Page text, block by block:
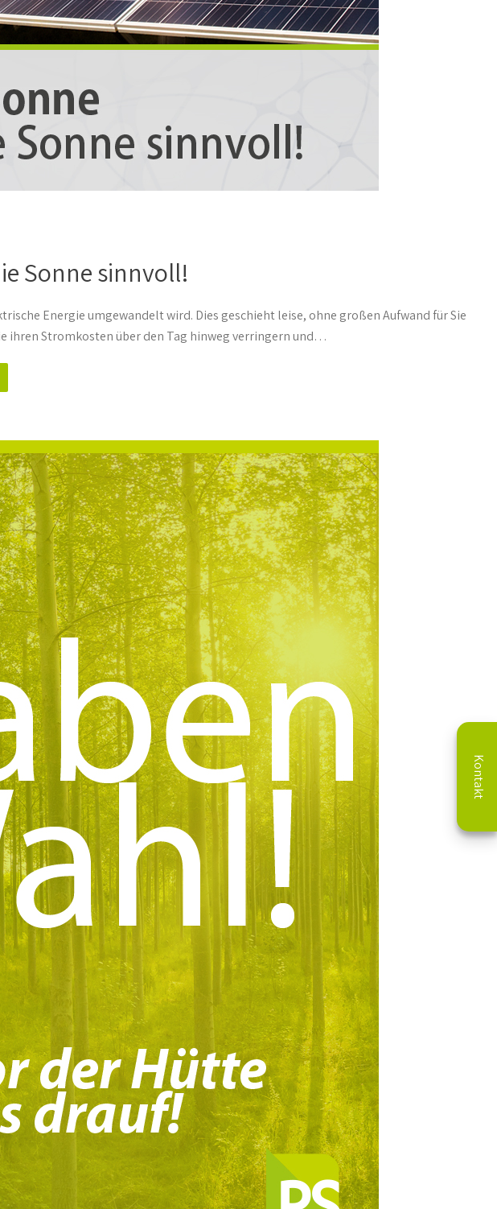
Sonne sinnvoll!
Energie umgewandelt wird. Dies geschieht leise, ohne großen Aufwand für Sie
ihren Stromkosten über den Tag hinweg verringern und…
Kontakt